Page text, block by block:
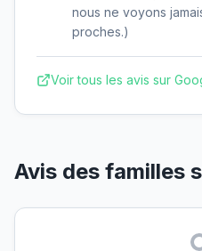
nous ne voyons
proches.)
Voir tous les avis sur
Avis des familles